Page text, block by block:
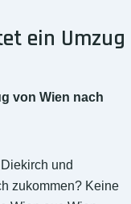
ein Umzug
von Wien nach
und
zukommen? Keine